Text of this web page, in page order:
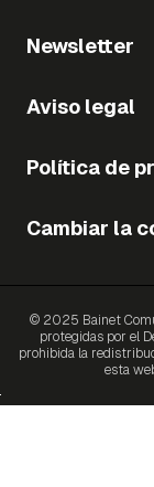
Newsletter
Aviso legal
Política de
Cambiar la
© 2025 Bainet
protegidas por el
prohibida la
esta